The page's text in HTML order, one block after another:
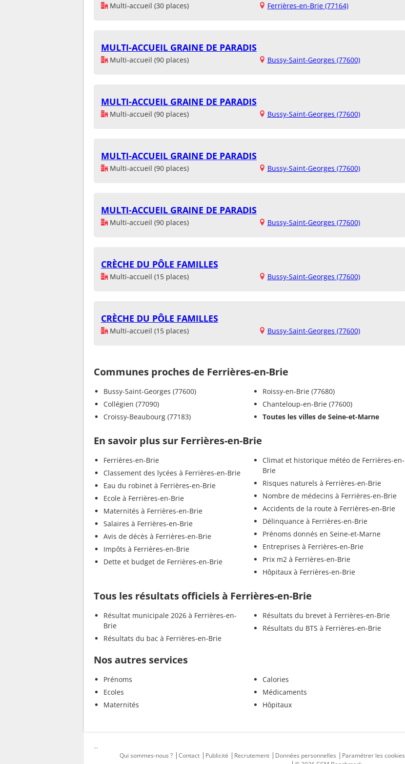
Multi-accueil (30 places) Ferrières-en-Brie (77164)
MULTI-ACCUEIL GRAINE DE PARADIS
Multi-accueil (90 places) Bussy-Saint-Georges (77600)
MULTI-ACCUEIL GRAINE DE PARADIS
Multi-accueil (90 places) Bussy-Saint-Georges (77600)
MULTI-ACCUEIL GRAINE DE PARADIS
Multi-accueil (90 places) Bussy-Saint-Georges (77600)
MULTI-ACCUEIL GRAINE DE PARADIS
Multi-accueil (90 places) Bussy-Saint-Georges (77600)
CRÈCHE DU PÔLE FAMILLES
Multi-accueil (15 places) Bussy-Saint-Georges (77600)
CRÈCHE DU PÔLE FAMILLES
Multi-accueil (15 places) Bussy-Saint-Georges (77600)
Communes proches de Ferrières-en-Brie
Bussy-Saint-Georges (77600)
Collégien (77090)
Croissy-Beaubourg (77183)
Roissy-en-Brie (77680)
Chanteloup-en-Brie (77600)
Toutes les villes de Seine-et-Marne
En savoir plus sur Ferrières-en-Brie
Ferrières-en-Brie
Classement des lycées à Ferrières-en-Brie
Eau du robinet à Ferrières-en-Brie
Ecole à Ferrières-en-Brie
Maternités à Ferrières-en-Brie
Salaires à Ferrières-en-Brie
Avis de décès à Ferrières-en-Brie
Impôts à Ferrières-en-Brie
Dette et budget de Ferrières-en-Brie
Climat et historique météo de Ferrières-en-
Brie
Risques naturels à Ferrières-en-Brie
Nombre de médecins à Ferrières-en-Brie
Accidents de la route à Ferrières-en-Brie
Délinquance à Ferrières-en-Brie
Prénoms donnés en Seine-et-Marne
Entreprises à Ferrières-en-Brie
Prix m2 à Ferrières-en-Brie
Hôpitaux à Ferrières-en-Brie
Tous les résultats officiels à Ferrières-en-Brie
Résultat municipale 2026 à Ferrières-en-
Brie
Résultats du bac à Ferrières-en-Brie
Résultats du brevet à Ferrières-en-Brie
Résultats du BTS à Ferrières-en-Brie
Nos autres services
Prénoms
Ecoles
Maternités
Calories
Médicaments
Hôpitaux
...
Qui sommes-nous ?
Contact Publicité Recrutement Données personnelles Paramétrer les cookies